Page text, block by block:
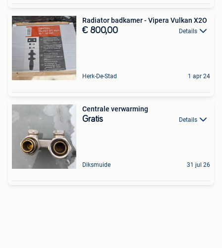
Radiator badkamer - Vipera Vulkan X2O
€ 800,00 Details
Herk-De-Stad 1 apr 24
Centrale verwarming
Gratis Details
Diksmuide 31 jul 26